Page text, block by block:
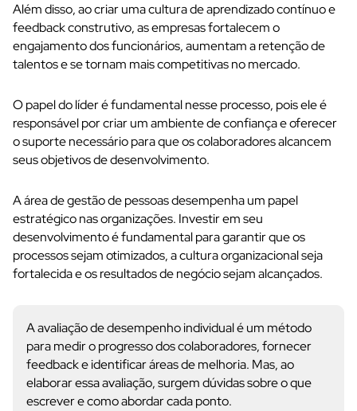
A avaliação de desempenho individual é um método
para medir o progresso dos colaboradores, fornecer
feedback e identificar áreas de melhoria. Mas, ao
elaborar essa avaliação, surgem dúvidas sobre o que
escrever e como abordar cada ponto.
Além disso, ao criar uma cultura de aprendizado contínuo e
feedback construtivo, as empresas fortalecem o
engajamento dos funcionários, aumentam aretenção de
talentose se tornam mais competitivas no mercado.
O papel do líder é fundamental nesse processo, pois ele é
responsável por criar um ambiente de confiança e oferecer
o suporte necessário para que os colaboradores alcancem
seus objetivos de desenvolvimento.
A área de gestão de pessoas desempenha um papel
estratégico nas organizações. Investir em seu
desenvolvimento é fundamental para garantir que os
processos sejam otimizados, a cultura organizacional seja
fortalecida e os resultados de negócio sejam alcançados.